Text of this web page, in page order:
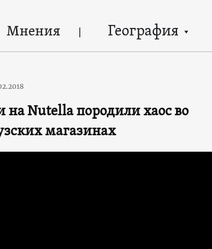
Мнения География
на Nutella породили хаос во
магазинах